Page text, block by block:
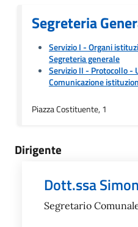
Segreteria
Servizio I - Organi
Segreteria generale
Servizio II - Protocollo -
Comunicazione
Piazza Costituente, 1
Dirigente
Dott.ssa
Segretario